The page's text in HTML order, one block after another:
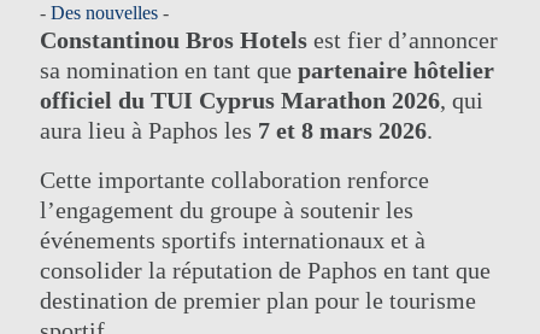
- Des nouvelles -
Constantinou Bros Hotelsest fier d’annoncer
sa nomination en tant que partenaire hôtelier
officiel du TUI Cyprus Marathon 2026, qui
aura lieu à Paphos les 7 et 8 mars 2026.
Cette importante collaboration renforce
l’engagement du groupe à soutenir les
événements sportifs internationaux et à
consolider la réputation de Paphos en tant que
destination de premier plan pour le tourisme